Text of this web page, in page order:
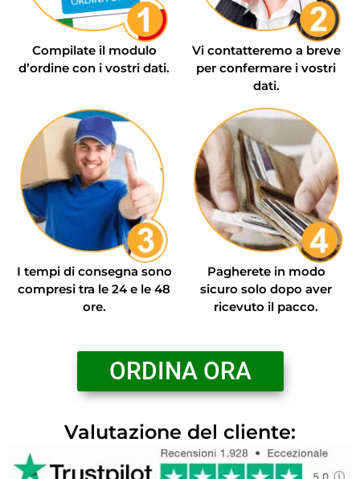
Compilate il modulo
d’ordine con i vostri dati.
Vi contatteremo a breve
per confermare i vostri
dati.
I tempi di consegna sono
compresi tra le 24 e le 48
ore.
Pagherete in modo
sicuro solo dopo aver
ricevuto il pacco.
ORDINA ORA
Valutazione del cliente: